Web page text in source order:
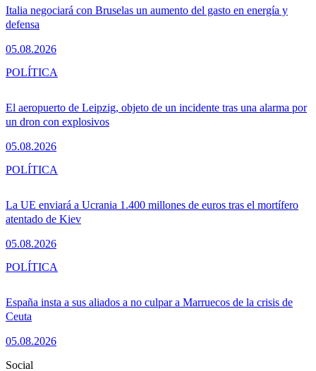
Italia negociará con Bruselas un aumento del gasto en energía y
defensa
05.08.2026
El aeropuerto de Leipzig, objeto de un incidente tras una alarma por
un dron con explosivos
05.08.2026
POLÍTICA
La UE enviará a Ucrania 1.400 millones de euros tras el mortífero
atentado de Kiev
05.08.2026
POLÍTICA
España insta a sus aliados a no culpar a Marruecos de la crisis de
Ceuta
05.08.2026
POLÍTICA
Social